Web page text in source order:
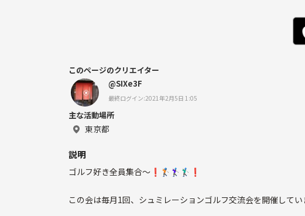
このページのクリエイター
@SIXe3F
最終ログイン:2021年2月5日 1:05
主な活動場所
東京都
説明
ゴルフ好き全員集合〜❗️🏌🏻🏌🏻‍♀️🏌🏻‍♂️❗️
この会は毎月1回、シュミレーションゴルフ交流会を開催して